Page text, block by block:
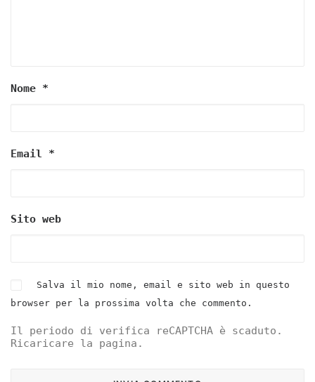
Nome *
Email *
Sito web
Salva il mio nome, email e sito web in questo
browser per la prossima volta che commento.
Il periodo di verifica reCAPTCHA è scaduto.
Ricaricare la pagina.